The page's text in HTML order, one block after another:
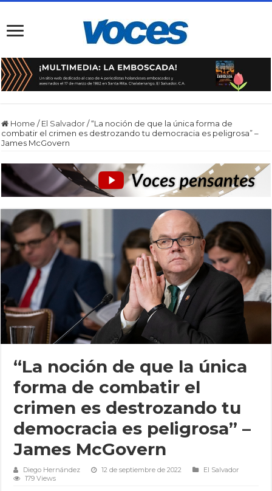
Home / El Salvador /“La noción de que la única forma de
combatir el crimen es destrozando tu democracia es peligrosa” –
James McGovern
“La noción de que la única
forma de combatir el
crimen es destrozando tu
democracia es peligrosa” –
James McGovern
Diego Hernández 12 de septiembre de 2022
El Salvador
179 Views